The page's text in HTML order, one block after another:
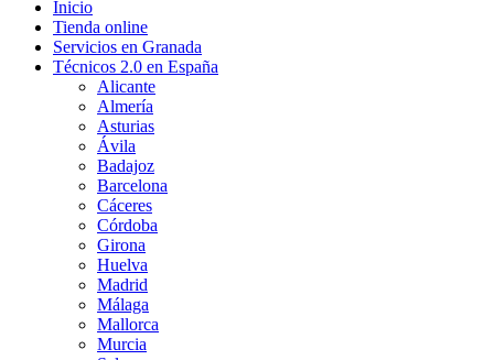
Inicio
Tienda online
Servicios en Granada
Técnicos 2.0 en España
Alicante
Almería
Asturias
Ávila
Badajoz
Barcelona
Cáceres
Córdoba
Girona
Huelva
Madrid
Málaga
Mallorca
Murcia